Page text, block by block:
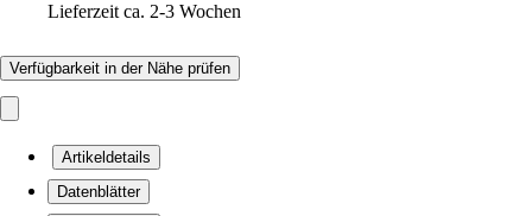
Lieferzeit ca. 2-3 Wochen
Verfügbarkeit in der Nähe prüfen
Artikeldetails
Datenblätter